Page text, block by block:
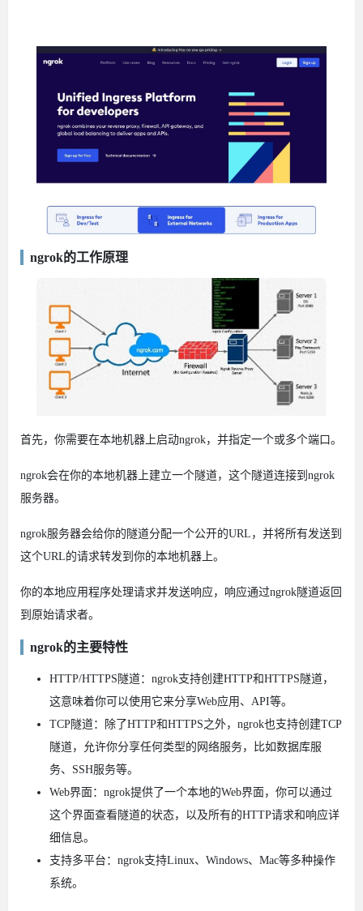
ngrok的工作原理
首先，你需要在本地机器上启动ngrok，并指定一个或多个端口。
ngrok会在你的本地机器上建立一个隧道，这个隧道连接到ngrok
服务器。
ngrok服务器会给你的隧道分配一个公开的URL，并将所有发送到
这个URL的请求转发到你的本地机器上。
你的本地应用程序处理请求并发送响应，响应通过ngrok隧道返回
到原始请求者。
ngrok的主要特性
HTTP/HTTPS隧道：ngrok支持创建HTTP和HTTPS隧道，
这意味着你可以使用它来分享Web应用、API等。
TCP隧道：除了HTTP和HTTPS之外，ngrok也支持创建TCP
隧道，允许你分享任何类型的网络服务，比如数据库服
务、SSH服务等。
Web界面：ngrok提供了一个本地的Web界面，你可以通过
这个界面查看隧道的状态，以及所有的HTTP请求和响应详
细信息。
支持多平台：ngrok支持Linux、Windows、Mac等多种操作
系统。